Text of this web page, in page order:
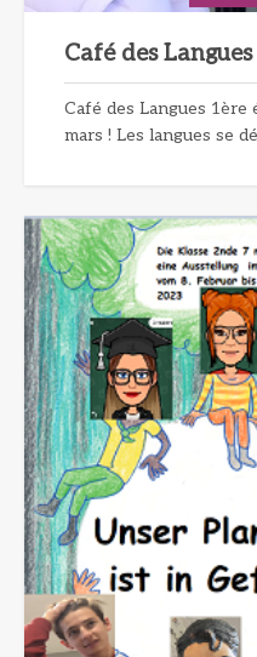
Café des Langues
Café des Langues 1ère
mars ! Les langues se